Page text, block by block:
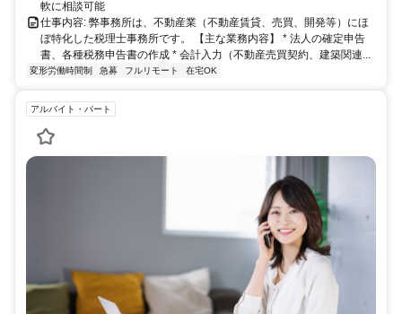
軟に相談可能
仕事内容: 弊事務所は、不動産業（不動産賃貸、売買、開発等）にほ
ぼ特化した税理士事務所です。 【主な業務内容】 * 法人の確定申告
書、各種税務申告書の作成 * 会計入力（不動産売買契約、建築関連...
変形労働時間制 急募 フルリモート 在宅OK
アルバイト・パート